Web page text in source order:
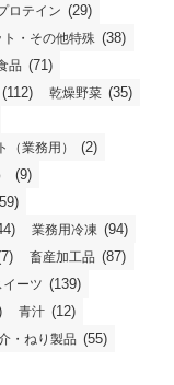
ロテイン (29)
ト・その他特殊 (38)
品 (71)
(112) 乾燥野菜 (35)
（業務用） (2)
(9)
業務用冷凍 (94)
畜産加工品 (87)
ーツ (139)
青汁 (12)
・ねり製品 (55)